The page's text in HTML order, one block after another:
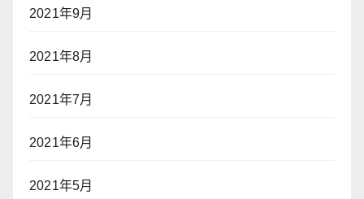
2021年9月
2021年8月
2021年7月
2021年6月
2021年5月